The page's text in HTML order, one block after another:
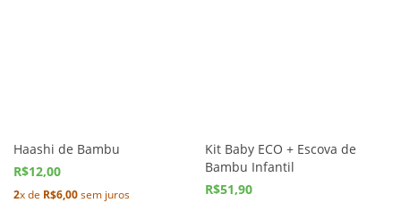
Haashi de Bambu
R$12,00
2x de R$6,00sem juros
Kit Baby ECO + Escova de
Bambu Infantil
R$51,90